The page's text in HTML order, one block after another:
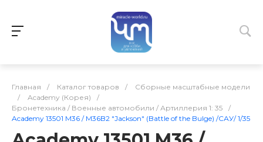
Главная / Каталог товаров /
Сборные масштабные модели
/
Academy (Корея)
/
Бронетехника / Военные автомобили / Артиллерия 1: 35
/
Academy 13501 M36 / M36B2 "Jackson" (Battle of the Bulge) /САУ/ 1/35